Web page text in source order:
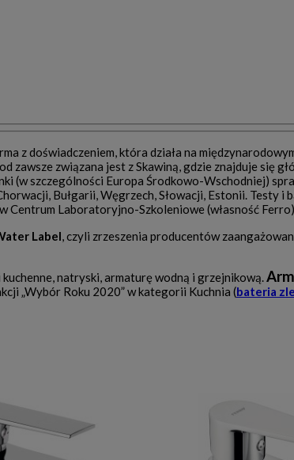
z doświadczeniem, która działa na
zawsze związana jest z Skawiną, gdzie znajduje się
(w szczególności Europa Środkowo-Wschodniej)
Bułgarii, Węgrzech, Słowacji, Estonii. Testy
Centrum Laboratoryjno-Szkoleniowe (własność
Label, czyli zrzeszenia producentów
natryski, armaturę wodną i grzejnikową.
„Wybór Roku 2020” w kategorii Kuchnia (bateria